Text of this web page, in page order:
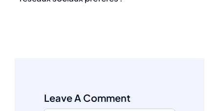
Leave A Comment